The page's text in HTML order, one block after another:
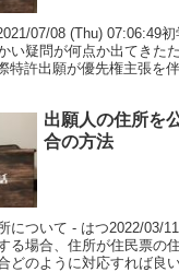
07/08 (Thu) 07:06:49
い疑問が何点か出てきた
許出願が優先権主張を伴
出願人の住所を
合の方法
について - はつ2022/03/
る場合、住所が住民票の
どのように対応すれば良